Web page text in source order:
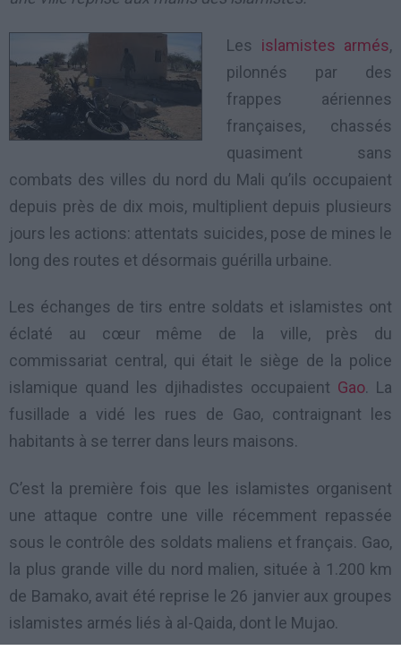
Les islamistes armés,
pilonnés par des
frappes aériennes
françaises, chassés
quasiment sans
combats des villes du nord du Mali qu’ils occupaient
depuis près de dix mois, multiplient depuis plusieurs
jours les actions: attentats suicides, pose de mines le
long des routes et désormais guérilla urbaine.
Les échanges de tirs entre soldats et islamistes ont
éclaté au cœur même de la ville, près du
commissariat central, qui était le siège de la police
islamique quand les djihadistes occupaient Gao. La
fusillade a vidé les rues de Gao, contraignant les
habitants à se terrer dans leurs maisons.
C’est la première fois que les islamistes organisent
une attaque contre une ville récemment repassée
sous le contrôle des soldats maliens et français. Gao,
la plus grande ville du nord malien, située à 1.200 km
de Bamako, avait été reprise le 26 janvier aux groupes
islamistes armés liés à al-Qaida, dont le Mujao.